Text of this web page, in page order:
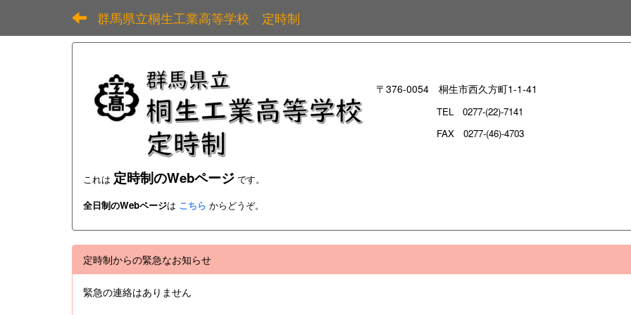
群馬県立桐生工業高等学校 定時制
〒376-0054 桐生市西久方町1-1-41
TEL 0277-(22)-7141
FAX 0277-(46)-4703
これは 定時制のWebページ です。
全日制のWebページは こちら からどうぞ。
定時制からの緊急なお知らせ
緊急の連絡はありません